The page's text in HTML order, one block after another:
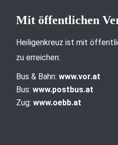
Mit öffentlichen
Heiligenkreuz ist mit
zu erreichen:
Bus & Bahn: www.vor.at
Bus: www.postbus.at
Zug: www.oebb.at